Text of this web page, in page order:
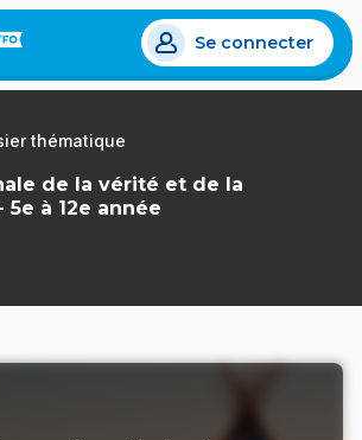
Se connecter
thématique
de la vérité et de la
à 12e année